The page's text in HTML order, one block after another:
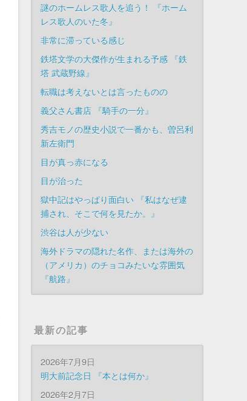
謎のホームレス歌人を追う！ 『ホーム
レス歌人のいた冬』
非常に滞っている感じ
鉄塔文学の大傑作が生まれる予感 『鉄
塔 武蔵野線』
転職は考えないとは言ったものの
義父さん書店 『騎手の一分』
秀吉モノの歴史小説で一番かも、曽呂利
新左衛門
目が真っ赤になる
目が治った
獄中記はやっぱり面白い 『私はなぜ逮
捕され、そこで何を見たか。』
渋谷は人が少ない
海外ドラマの隠れた名作、または海外の
（アメリカ）のチョコみたいな雰囲気
『航路』
最新の記事
2026年7月9日
明大前記念日 『本とは何か』
2026年2月7日